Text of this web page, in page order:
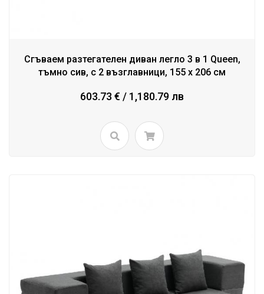
Сгъваем разтегателен диван легло 3 в 1 Queen,
тъмно сив, с 2 възглавници, 155 x 206 см
603.73 € / 1,180.79 лв